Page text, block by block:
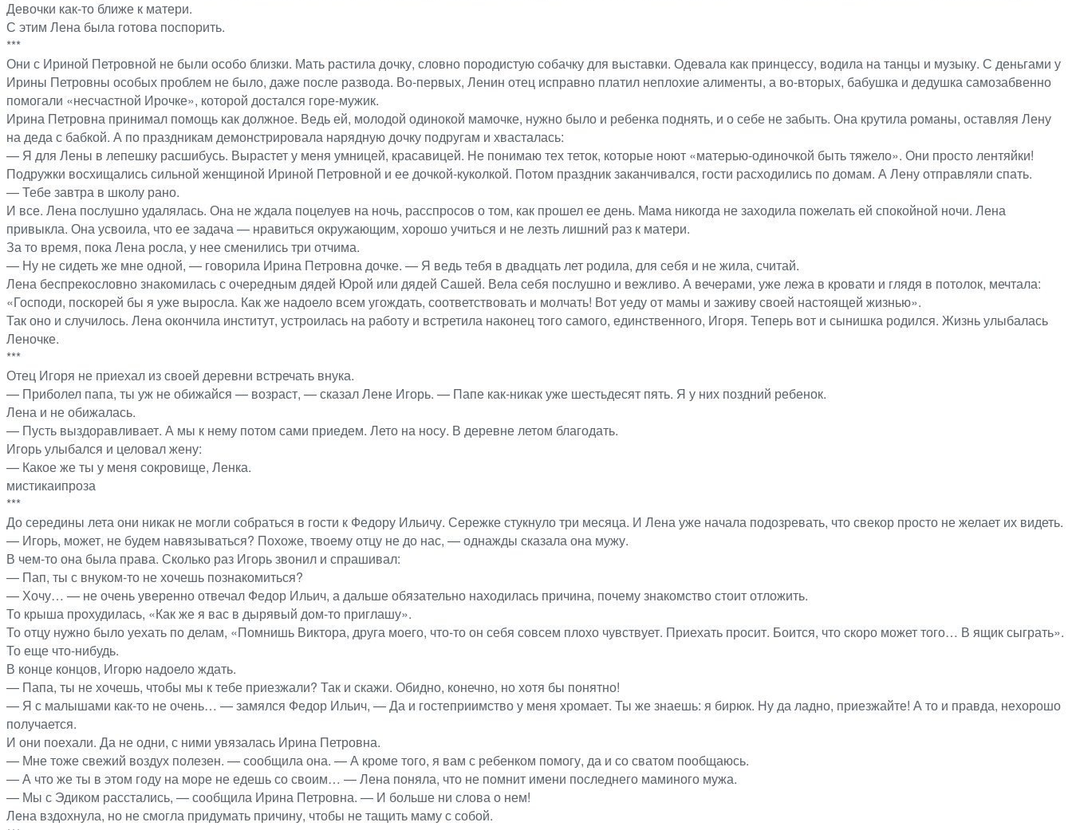
Девочки как-то ближе к матери.
С этим Лена была готова поспорить.
***
Они с Ириной Петровной не были особо близки. Мать растила дочку, словно породистую собачку для выставки. Одевала как принцессу, водила на танцы и музыку. С деньгами у
Ирины Петровны особых проблем не было, даже после развода. Во-первых, Ленин отец исправно платил неплохие алименты, а во-вторых, бабушка и дедушка самозабвенно
помогали «несчастной Ирочке», которой достался горе-мужик.
Ирина Петровна принимал помощь как должное. Ведь ей, молодой одинокой мамочке, нужно было и ребенка поднять, и о себе не забыть. Она крутила романы, оставляя Лену
на деда с бабкой. А по праздникам демонстрировала нарядную дочку подругам и хвасталась:
— Я для Лены в лепешку расшибусь. Вырастет у меня умницей, красавицей. Не понимаю тех теток, которые ноют «матерью-одиночкой быть тяжело». Они просто лентяйки!
Подружки восхищались сильной женщиной Ириной Петровной и ее дочкой-куколкой. Потом праздник заканчивался, гости расходились по домам. А Лену отправляли спать.
— Тебе завтра в школу рано.
И все. Лена послушно удалялась. Она не ждала поцелуев на ночь, расспросов о том, как прошел ее день. Мама никогда не заходила пожелать ей спокойной ночи. Лена
привыкла. Она усвоила, что ее задача — нравиться окружающим, хорошо учиться и не лезть лишний раз к матери.
За то время, пока Лена росла, у нее сменились три отчима.
— Ну не сидеть же мне одной, — говорила Ирина Петровна дочке. — Я ведь тебя в двадцать лет родила, для себя и не жила, считай.
Лена беспрекословно знакомилась с очередным дядей Юрой или дядей Сашей. Вела себя послушно и вежливо. А вечерами, уже лежа в кровати и глядя в потолок, мечтала:
«Господи, поскорей бы я уже выросла. Как же надоело всем угождать, соответствовать и молчать! Вот уеду от мамы и заживу своей настоящей жизнью».
Так оно и случилось. Лена окончила институт, устроилась на работу и встретила наконец того самого, единственного, Игоря. Теперь вот и сынишка родился. Жизнь улыбалась
Леночке.
***
Отец Игоря не приехал из своей деревни встречать внука.
— Приболел папа, ты уж не обижайся — возраст, — сказал Лене Игорь. — Папе как-никак уже шестьдесят пять. Я у них поздний ребенок.
Лена и не обижалась.
— Пусть выздоравливает. А мы к нему потом сами приедем. Лето на носу. В деревне летом благодать.
Игорь улыбался и целовал жену:
— Какое же ты у меня сокровище, Ленка.
мистикаипроза
***
До середины лета они никак не могли собраться в гости к Федору Ильичу. Сережке стукнуло три месяца. И Лена уже начала подозревать, что свекор просто не желает их видеть.
— Игорь, может, не будем навязываться? Похоже, твоему отцу не до нас, — однажды сказала она мужу.
В чем-то она была права. Сколько раз Игорь звонил и спрашивал:
— Пап, ты с внуком-то не хочешь познакомиться?
— Хочу… — не очень уверенно отвечал Федор Ильич, а дальше обязательно находилась причина, почему знакомство стоит отложить.
То крыша прохудилась, «Как же я вас в дырявый дом-то приглашу».
То отцу нужно было уехать по делам, «Помнишь Виктора, друга моего, что-то он себя совсем плохо чувствует. Приехать просит. Боится, что скоро может того… В ящик сыграть».
То еще что-нибудь.
В конце концов, Игорю надоело ждать.
— Папа, ты не хочешь, чтобы мы к тебе приезжали? Так и скажи. Обидно, конечно, но хотя бы понятно!
— Я с малышами как-то не очень… — замялся Федор Ильич, — Да и гостеприимство у меня хромает. Ты же знаешь: я бирюк. Ну да ладно, приезжайте! А то и правда, нехорошо
получается.
И они поехали. Да не одни, с ними увязалась Ирина Петровна.
— Мне тоже свежий воздух полезен. — сообщила она. — А кроме того, я вам с ребенком помогу, да и со сватом пообщаюсь.
— А что же ты в этом году на море не едешь со своим… — Лена поняла, что не помнит имени последнего маминого мужа.
— Мы с Эдиком расстались, — сообщила Ирина Петровна. — И больше ни слова о нем!
Лена вздохнула, но не смогла придумать причину, чтобы не тащить маму с собой.